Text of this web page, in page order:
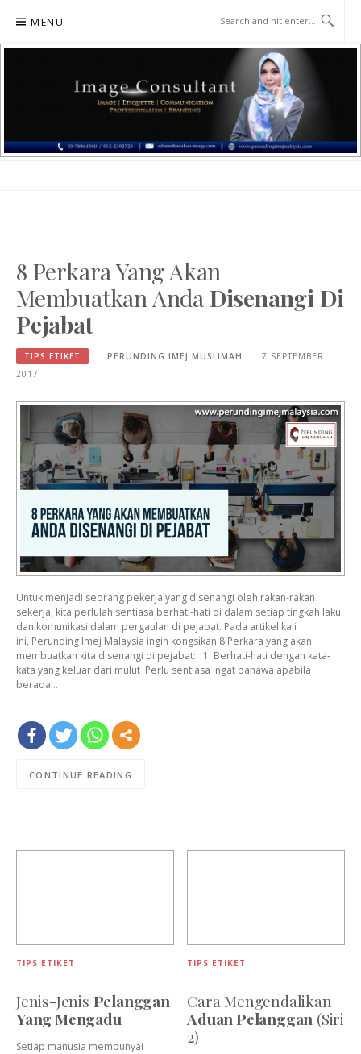
content
MENU
8 Perkara Yang Akan
Membuatkan Anda Disenangi Di
Pejabat
TIPS ETIKET PERUNDING IMEJ MUSLIMAH
7 SEPTEMBER
2017
Untuk menjadi seorang pekerja yang disenangi oleh rakan-rakan
sekerja, kita perlulah sentiasa berhati-hati di dalam setiap tingkah laku
dan komunikasi dalam pergaulan di pejabat. Pada artikel kali
ini, Perunding Imej Malaysia ingin kongsikan 8 Perkara yang akan
membuatkan kita disenangi di pejabat: 1. Berhati-hati dengan kata-
kata yang keluar dari mulut Perlu sentiasa ingat bahawa apabila
berada…
CONTINUE READING
TIPS ETIKET
Jenis-Jenis Pelanggan
Yang Mengadu
Setiap manusia mempunyai
TIPS ETIKET
Cara Mengendalikan
Aduan Pelanggan (Siri
2)